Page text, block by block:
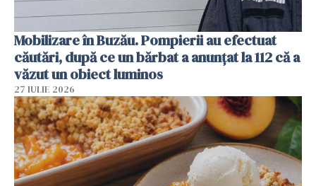
Mobilizare în Buzău. Pompierii au efectuat
căutări, după ce un bărbat a anunțat la 112 că a
văzut un obiect luminos
27 IULIE 2026